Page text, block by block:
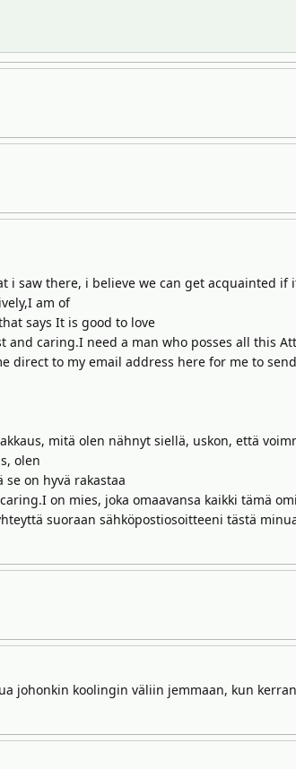
i saw there, i believe we can get acquainted
am of
says It is good to love
and caring.I need a man who posses all this
direct to my email address here for me to
mitä olen nähnyt siellä, uskon, että
olen
on hyvä rakastaa
on mies, joka omaavansa kaikki tämä
suoraan sähköpostiosoitteeni tästä
johonkin koolingin väliin jemmaan, kun